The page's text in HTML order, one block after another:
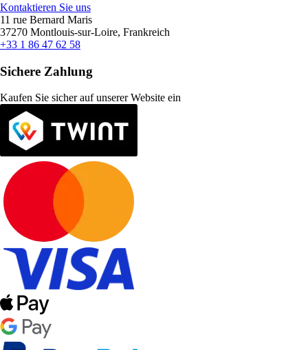
Kontaktieren Sie uns
11 rue Bernard Maris
37270 Montlouis-sur-Loire, Frankreich
+33 1 86 47 62 58
Sichere Zahlung
Kaufen Sie sicher auf unserer Website ein